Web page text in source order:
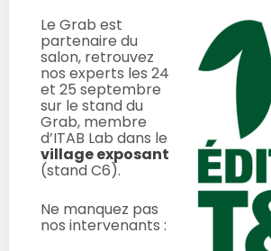
Le Grab est
partenaire du
salon, retrouvez
nos experts les 24
et 25 septembre
sur le stand du
Grab, membre
d’ITAB Lab dans le
village exposant
(stand C6).
Ne manquez pas
nos intervenants :